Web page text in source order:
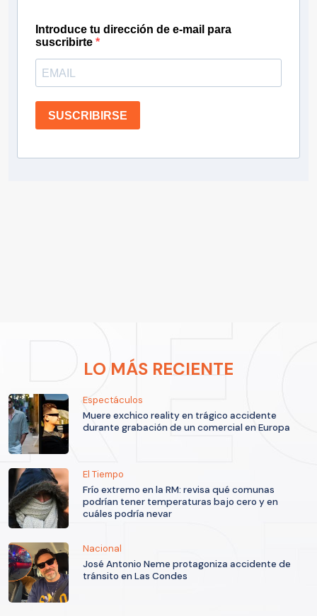
Introduce tu dirección de e-mail para
suscribirte
SUSCRIBIRSE
LO MÁS RECIENTE
Espectáculos
Muere exchico reality en trágico accidente
durante grabación de un comercial en Europa
El Tiempo
Frío extremo en la RM: revisa qué comunas
podrían tener temperaturas bajo cero y en
cuáles podría nevar
Nacional
José Antonio Neme protagoniza accidente de
tránsito en Las Condes